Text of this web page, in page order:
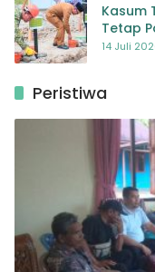
Kasum
Tetap
14 Juli
Peristiwa